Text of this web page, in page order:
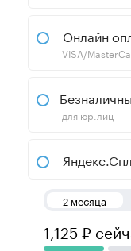
Онлайн
VISA/
для юр.лиц
2 месяца
1,125 ₽